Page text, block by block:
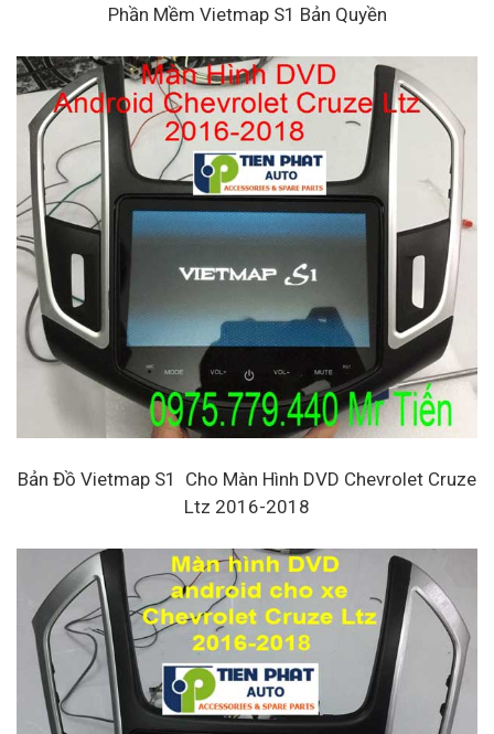
Phần Mềm Vietmap S1 Bản Quyền
Bản Đồ Vietmap S1 Cho Màn Hình DVD Chevrolet Cruze
Ltz 2016-2018